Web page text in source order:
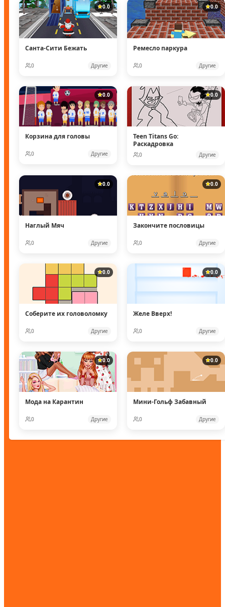
0.0
Санта-Сити Бежать
0 Другие
0.0
Ремесло паркура
0 Другие
0.0
Корзина для головы
0 Другие
0.0
Teen Titans Go:
Раскадровка
0 Другие
0.0
Наглый Мяч
0 Другие
0.0
Закончите пословицы
0 Другие
0.0
Соберите их головоломку
0 Другие
0.0
Желе Вверх!
0 Другие
0.0
Мода на Карантин
0 Другие
0.0
Мини-Гольф Забавный
0 Другие